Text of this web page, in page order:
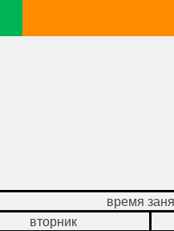
время
вторник